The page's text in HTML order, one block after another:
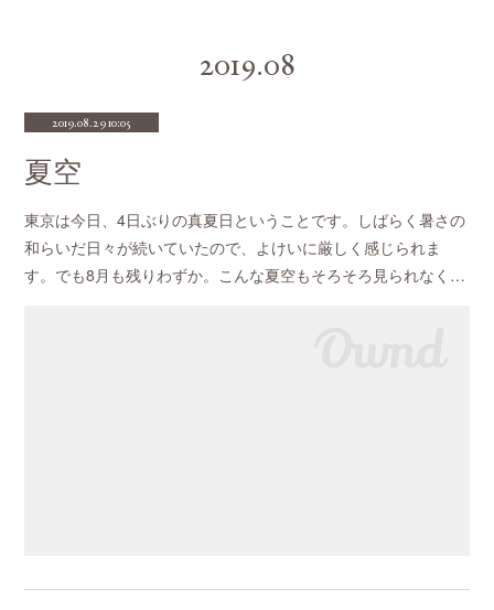
2019.08
2019.08.29 10:05
夏空
東京は今日、4日ぶりの真夏日ということです。しばらく暑さの
和らいだ日々が続いていたので、よけいに厳しく感じられま
す。でも8月も残りわずか。こんな夏空もそろそろ見られなく…